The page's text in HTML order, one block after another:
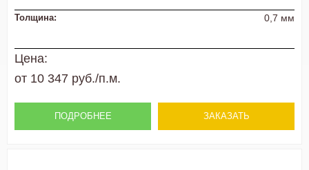
Толщина: 0,7 мм
Цена:
от 10 347 руб./п.м.
ПОДРОБНЕЕ ЗАКАЗАТЬ